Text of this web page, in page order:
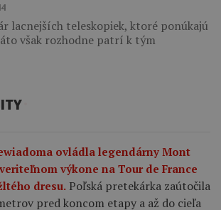
lacnejších teleskopiek, ktoré ponúkajú
však rozhodne patrí k tým
ovládla legendárny Mont
výkone na Tour de France
dresu. Poľská pretekárka zaútočila
pred koncom etapy a až do cieľa